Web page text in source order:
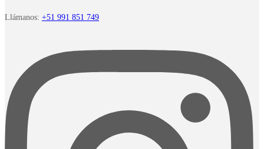
Llámanos: +51 991 851 749